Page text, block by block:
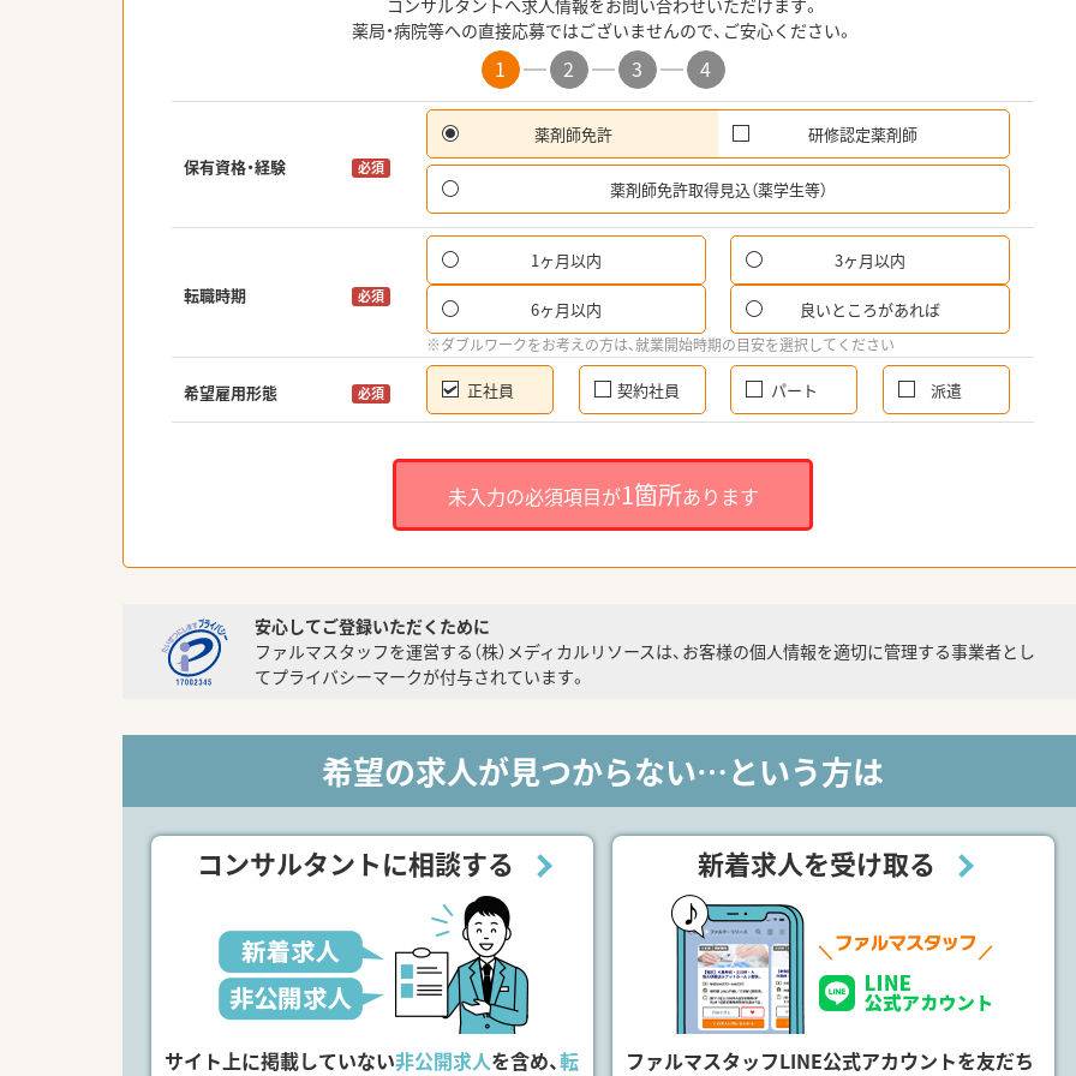
コンサルタントへ求人情報をお問い合わせいただけます。
薬局・病院等への直接応募ではございませんので、ご安心ください。
1 2 3 4
保有資格・経験 必須
薬剤師免許 研修認定薬剤師
薬剤師免許取得見込（薬学生等）
転職時期 必須
1ヶ月以内 3ヶ月以内
6ヶ月以内 良いところがあれば
※ダブルワークをお考えの方は、就業開始時期の目安を選択してください
希望雇用形態 必須 正社員 契約社員 パート 派遣
未入力の必須項目が1箇所あります
安心してご登録いただくために
ファルマスタッフを運営する（株）メディカルリソースは、お客様の個人情報を適切に管理する事業者とし
てプライバシーマークが付与されています。
希望の求人が見つからない…という方は
コンサルタントに相談する
サイト上に掲載していない非公開求人を含め、転
新着求人を受け取る
ファルマスタッフLINE公式アカウントを友だち